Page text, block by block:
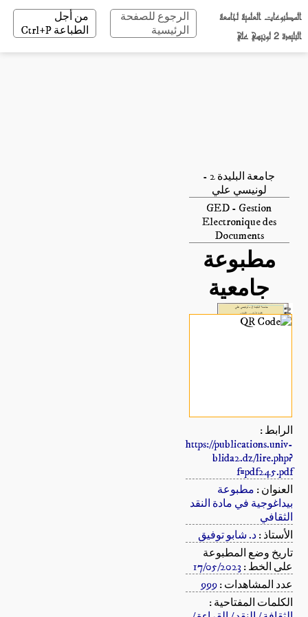
المطبوعات العلمية لجامعة
البليدة 2 لونيسي علي
الرجوع للصفحة
الرئيسية
من أجل
الطباعة Ctrl+P
جامعة البليدة 2 -
لونيسي علي
GED - Gestion
Electronique des
Documents
مطبوعة
جامعية
الرابط :
https://publications.univ-
blida2.dz/lire.php?
f=pdf245.pdf
العنوان : مطبوعة
بيداغوجية في مادة النقد
الثقافي
الأستاذ :د. شابو توفيق
تاريخ وضع المطبوعة
على الخط :17/05/2023
عدد المشاهدات :999
الكلمات المفتاحية :